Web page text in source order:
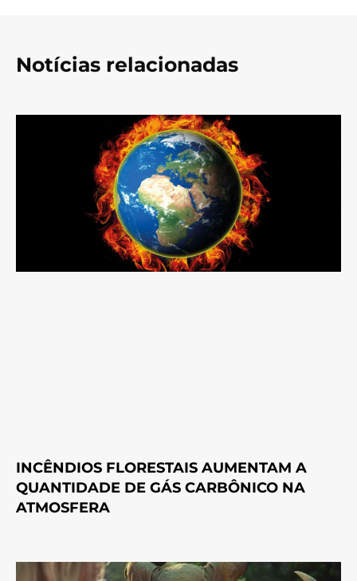
Notícias relacionadas
INCÊNDIOS FLORESTAIS AUMENTAM A
QUANTIDADE DE GÁS CARBÔNICO NA
ATMOSFERA